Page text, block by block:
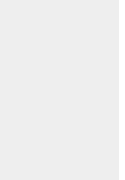
+359 2 807 37 57,